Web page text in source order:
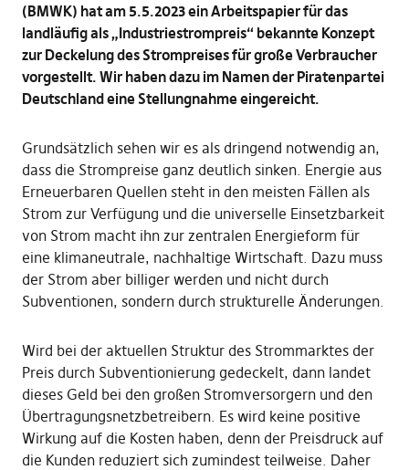
(BMWK) hat am 5.5.2023 ein Arbeitspapier für das
landläufig als „Industriestrompreis“ bekannte Konzept
zur Deckelung des Strompreises für große Verbraucher
vorgestellt. Wir haben dazu im Namen der Piratenpartei
Deutschland eine Stellungnahme eingereicht.
Grundsätzlich sehen wir es als dringend notwendig an,
dass die Strompreise ganz deutlich sinken. Energie aus
Erneuerbaren Quellen steht in den meisten Fällen als
Strom zur Verfügung und die universelle Einsetzbarkeit
von Strom macht ihn zur zentralen Energieform für
eine klimaneutrale, nachhaltige Wirtschaft. Dazu muss
der Strom aber billiger werden und nicht durch
Subventionen, sondern durch strukturelle Änderungen.
Wird bei der aktuellen Struktur des Strommarktes der
Preis durch Subventionierung gedeckelt, dann landet
dieses Geld bei den großen Stromversorgern und den
Übertragungsnetzbetreibern. Es wird keine positive
Wirkung auf die Kosten haben, denn der Preisdruck auf
die Kunden reduziert sich zumindest teilweise. Daher